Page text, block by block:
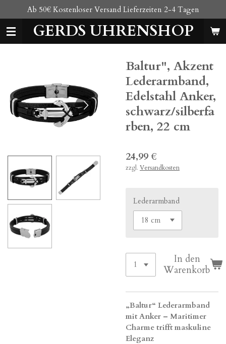
Hauptinhalt
springenGERDS UHRENSHOP
Ab 50€ Kostenloser Versand Lieferzeiten 2-4 Tagen
Baltur", Akzent
Lederarmband,
Edelstahl Anker,
schwarz/silberfa
rben, 22 cm
24,99 €
zzgl. Versandkosten
Lederarmband
In den
Warenkorb
„Baltur“ Lederarmband
mit Anker – Maritimer
Charme trifft maskuline
Eleganz